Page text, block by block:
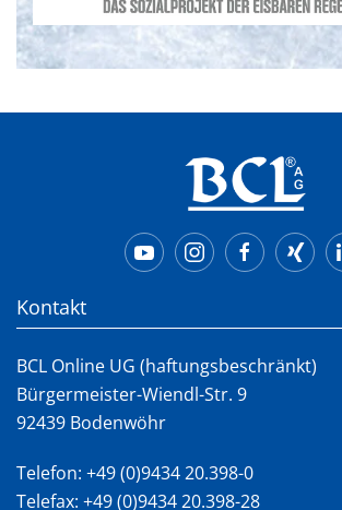
Kontakt
BCL Online UG (haftungsbeschränkt)
Bürgermeister-Wiendl-Str. 9
92439 Bodenwöhr
Telefon: +49 (0)9434 20.398-0
Telefax: +49 (0)9434 20.398-28